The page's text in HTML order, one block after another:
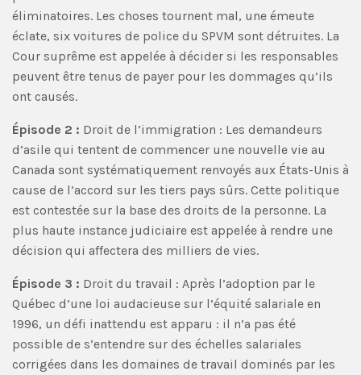
éliminatoires. Les choses tournent mal, une émeute
éclate, six voitures de police du SPVM sont détruites. La
Cour suprême est appelée à décider si les responsables
peuvent être tenus de payer pour les dommages qu’ils
ont causés.
Épisode 2 : Droit de l’immigration : Les demandeurs
d’asile qui tentent de commencer une nouvelle vie au
Canada sont systématiquement renvoyés aux États-Unis à
cause de l’accord sur les tiers pays sûrs. Cette politique
est contestée sur la base des droits de la personne. La
plus haute instance judiciaire est appelée à rendre une
décision qui affectera des milliers de vies.
Épisode 3 : Droit du travail : Après l’adoption par le
Québec d’une loi audacieuse sur l’équité salariale en
1996, un défi inattendu est apparu : il n’a pas été
possible de s’entendre sur des échelles salariales
corrigées dans les domaines de travail dominés par les